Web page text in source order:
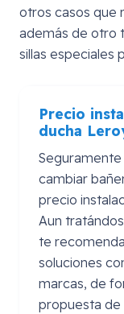
otros casos que
además de otro
sillas especiales
Precio
ducha
cambiar
precio
Aun
te
soluciones
marcas, de
propuesta de